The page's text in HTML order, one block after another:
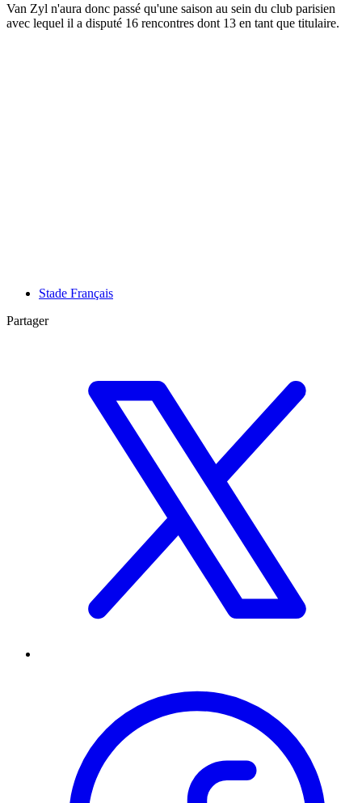
Van Zyl n'aura donc passé qu'une saison au sein du club parisien
avec lequel il a disputé 16 rencontres dont 13 en tant que titulaire.
Stade Français
Partager